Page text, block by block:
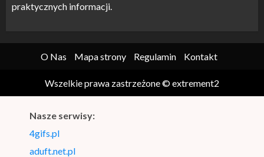
praktycznych informacji.
O Nas Mapa strony Regulamin Kontakt
Wszelkie prawa zastrzeżone © extrement2
Nasze serwisy:
4gifs.pl
aduft.net.pl